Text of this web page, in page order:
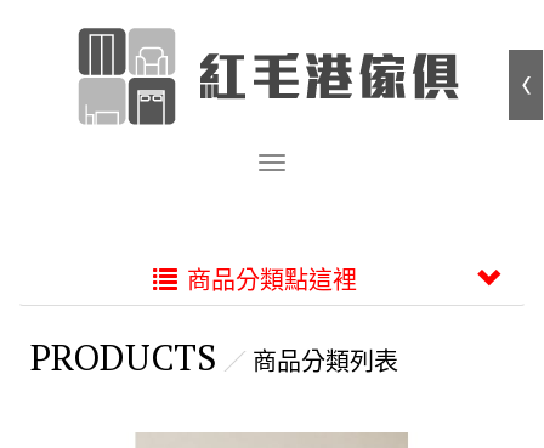
商品分類點這裡
PRODUCTS 商品分類列表